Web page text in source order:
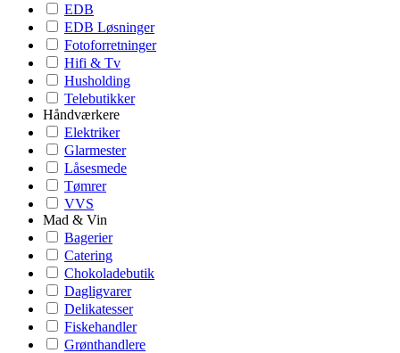
EDB
EDB Løsninger
Fotoforretninger
Hifi & Tv
Husholding
Telebutikker
Håndværkere
Elektriker
Glarmester
Låsesmede
Tømrer
VVS
Mad & Vin
Bagerier
Catering
Chokoladebutik
Dagligvarer
Delikatesser
Fiskehandler
Grønthandlere